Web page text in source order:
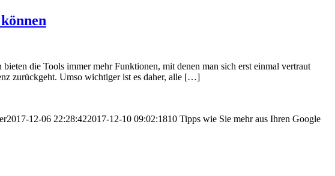
die Tools immer mehr Funktionen, mit denen man sich erst einmal vertraut
zurückgeht. Umso wichtiger ist es daher, alle […]
2017-12-06 22:28:422017-12-10 09:02:1810 Tipps wie Sie mehr aus Ihren Google